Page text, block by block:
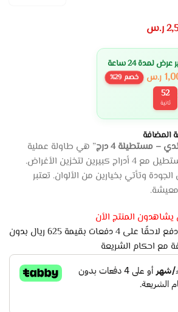
ر.س
لمدة 24 ساعة
ر.س خصم29
%
52
ثانية
المضافة
– مستطيلة 4 درج
” هي طاولة عملية
وأنيقة تتميز بتصميم مستطيل مع 4 أدراج كبيرين لتخزين الأغراض.
وتأتي بخيارين من الألوان. تعتبر
معيشة.
المنتج الأن
اشتري الان وادفع لاحقًا على 4 دفعات بقيمة 625 ريال بدون
مع احكام الشريعة